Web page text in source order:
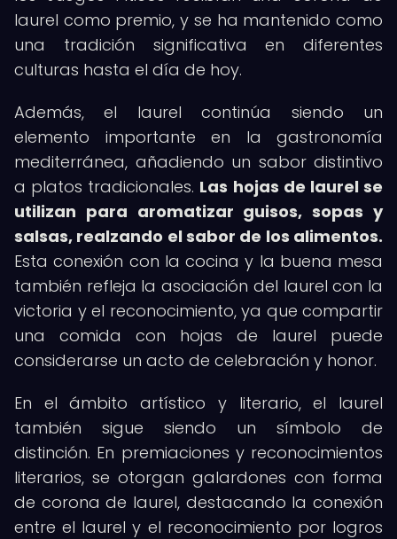
laurel como premio, y se ha mantenido como
una tradición significativa en diferentes
culturas hasta el día de hoy.
Además, el laurel continúa siendo un
elemento importante en la gastronomía
mediterránea, añadiendo un sabor distintivo
a platos tradicionales. Las hojas de laurel se
utilizan para aromatizar guisos, sopas y
salsas, realzando el sabor de los alimentos.
Esta conexión con la cocina y la buena mesa
también refleja la asociación del laurel con la
victoria y el reconocimiento, ya que compartir
una comida con hojas de laurel puede
considerarse un acto de celebración y honor.
En el ámbito artístico y literario, el laurel
también sigue siendo un símbolo de
distinción. En premiaciones y reconocimientos
literarios, se otorgan galardones con forma
de corona de laurel, destacando la conexión
entre el laurel y el reconocimiento por logros